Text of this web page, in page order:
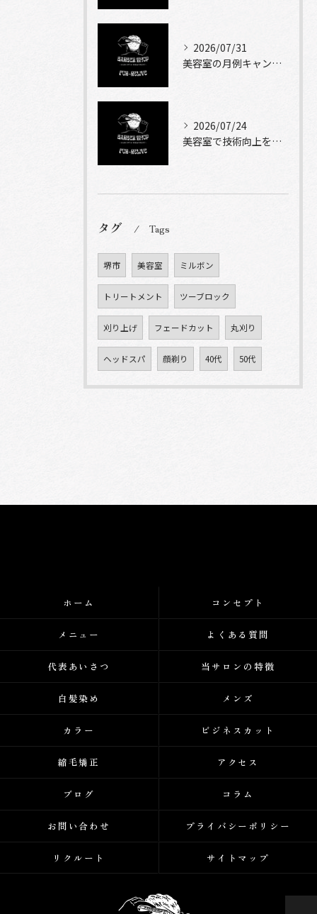
2026/07/31
美容室の月例キャンペーンを堺市で賢く使う選び方と比較ポイント
2026/07/24
美容室で技術向上を実現する自主練習と成長計画のコツ
タグ Tags
堺市 美容室 ミルボン
トリートメント ツーブロック
刈り上げ フェードカット 丸刈り
ヘッドスパ 顔剃り 40代 50代
ホーム コンセプト
メニュー よくある質問
代表あいさつ 当サロンの特徴
白髪染め メンズ
カラー ビジネスカット
縮毛矯正 アクセス
ブログ コラム
お問い合わせ プライバシーポリシー
リクルート サイトマップ